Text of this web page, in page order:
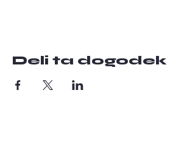
Deli ta dogodek